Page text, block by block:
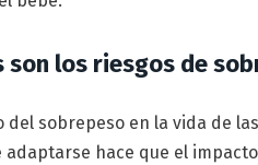
son los riesgos de
del sobrepeso en la vida de
adaptarse hace que el